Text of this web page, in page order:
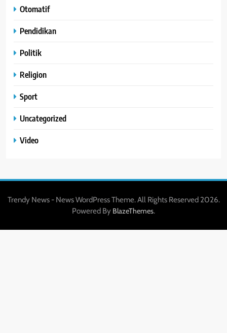
Otomatif
Pendidikan
Politik
Religion
Sport
Uncategorized
Video
Trendy News - News WordPress Theme. All Rights Reserved 2026.
Powered By BlazeThemes.